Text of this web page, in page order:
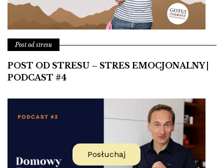
Post od stresu
POST OD STRESU – STRES EMOCJONALNY |
PODCAST #4
Posłuchaj